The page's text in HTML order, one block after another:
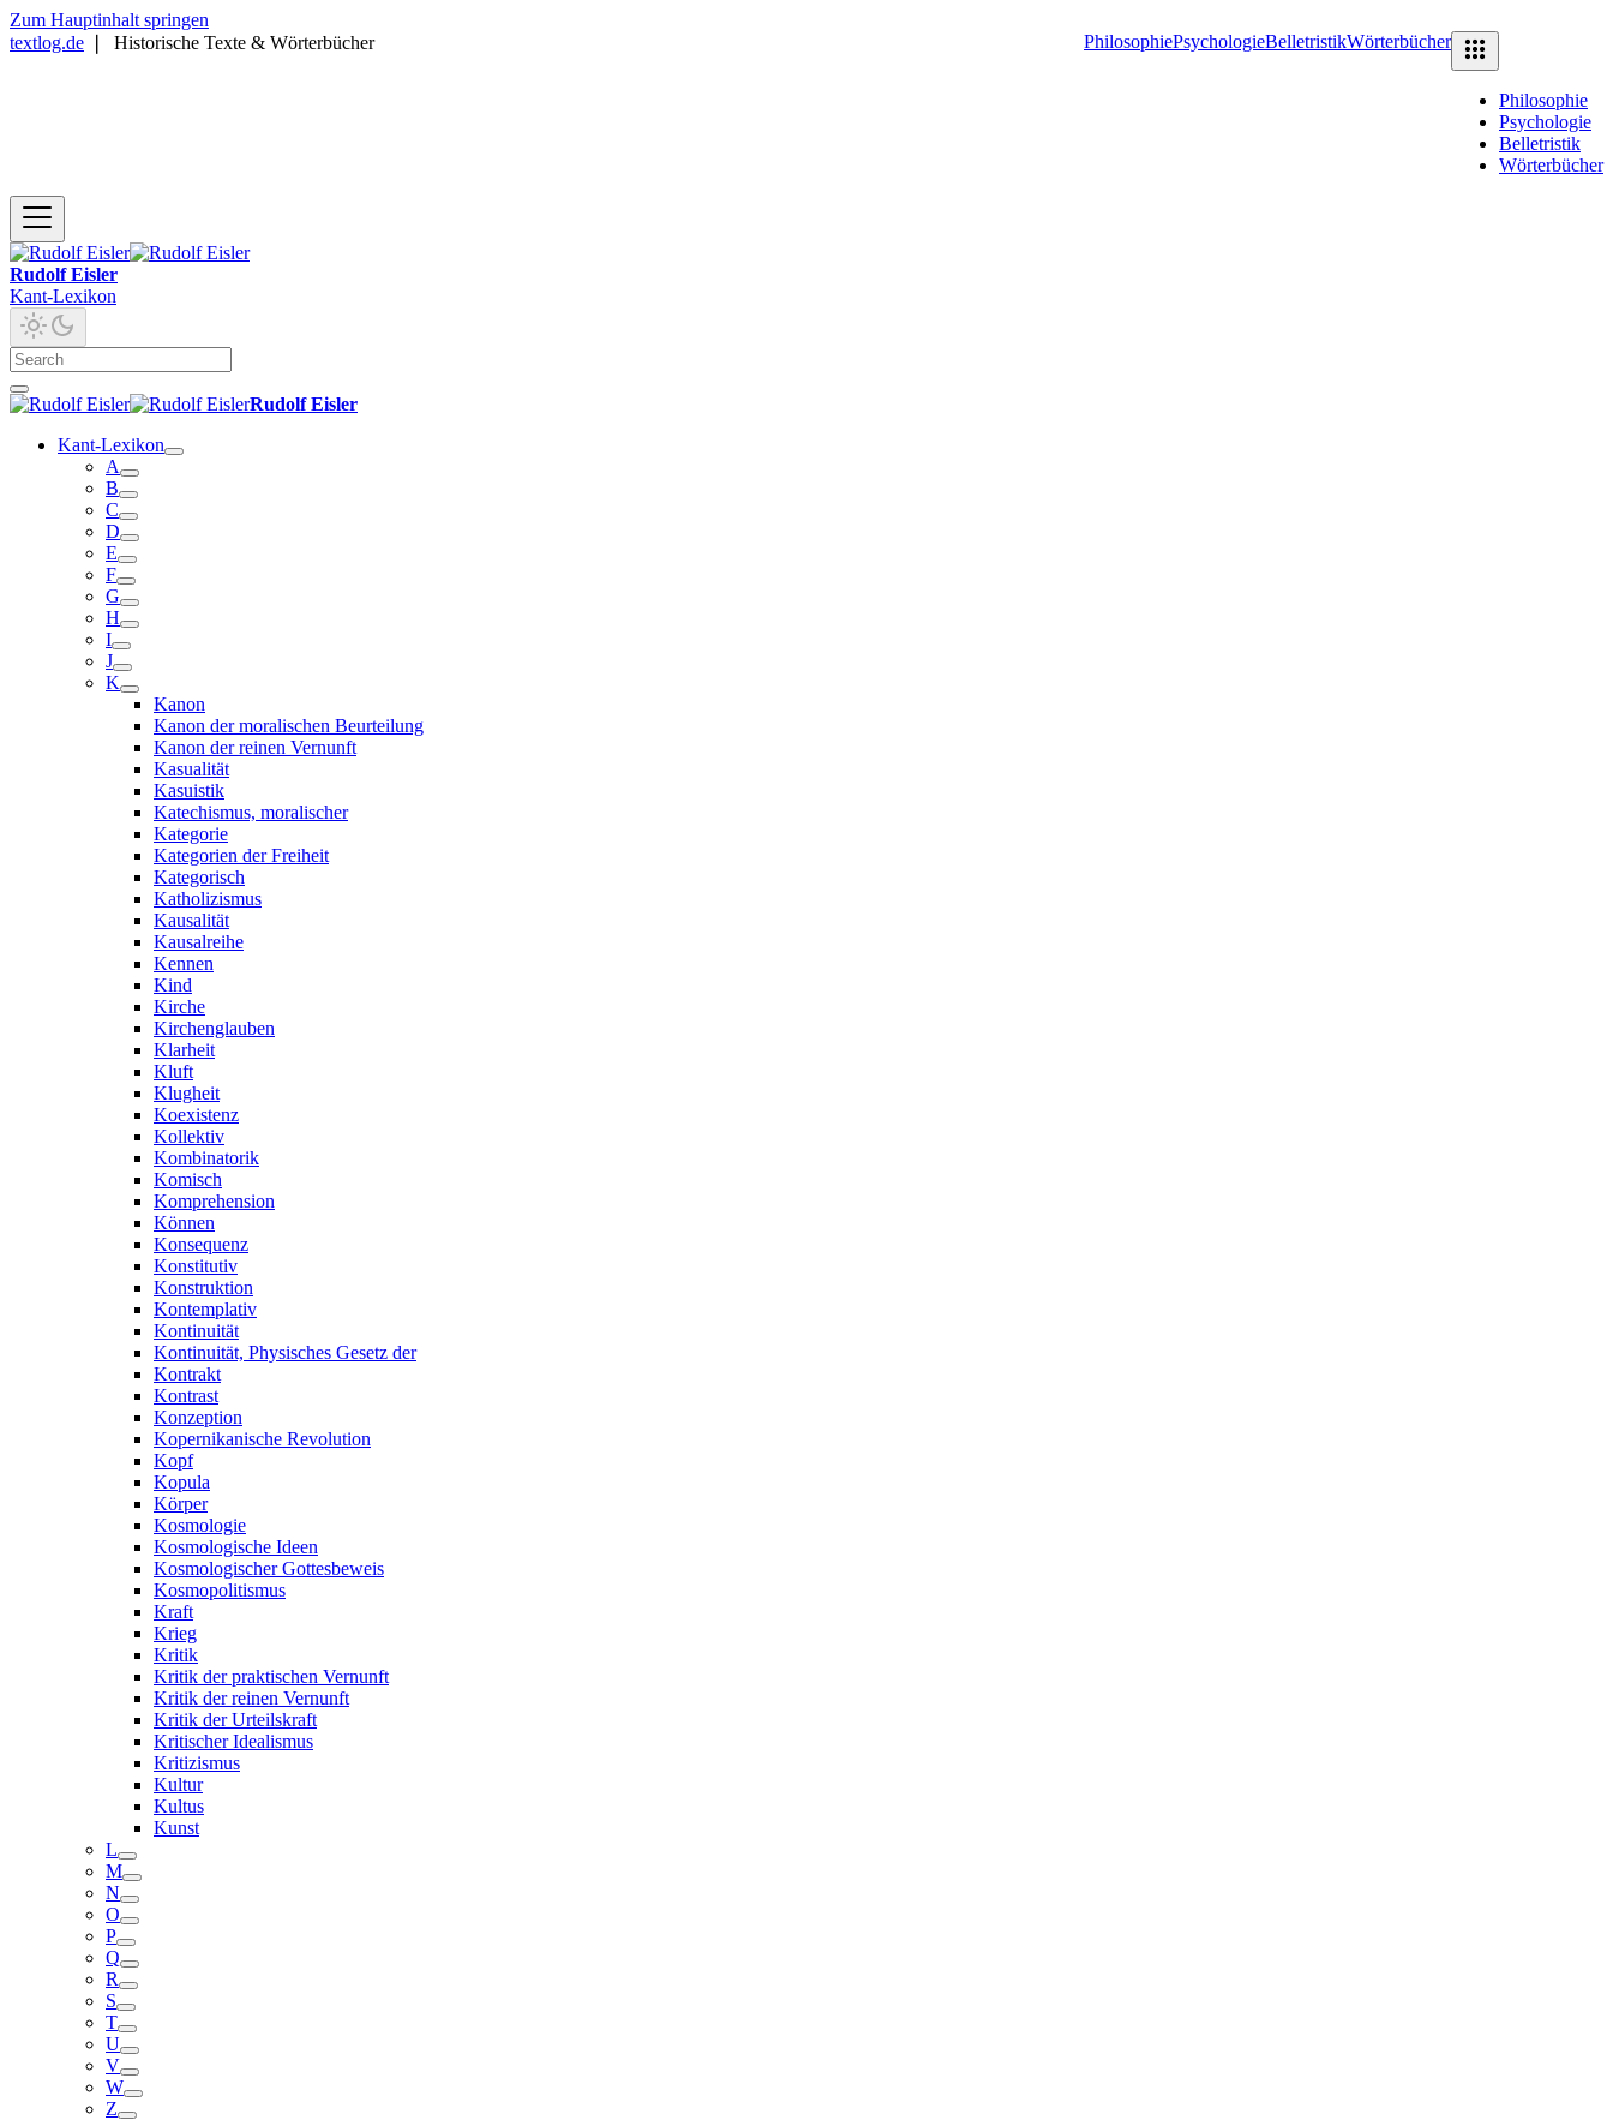
Zum Hauptinhalt springen
textlog.de
Historische Texte & Wörterbücher PhilosophiePsychologieBelletristikWörterbücher
Philosophie
Psychologie
Belletristik
Wörterbücher
Rudolf Eisler
Kant-Lexikon
Rudolf Eisler
Kant-Lexikon
A
B
C
D
E
F
G
H
I
J
K
Kanon
Kanon der moralischen Beurteilung
Kanon der reinen Vernunft
Kasualität
Kasuistik
Katechismus, moralischer
Kategorie
Kategorien der Freiheit
Kategorisch
Katholizismus
Kausalität
Kausalreihe
Kennen
Kind
Kirche
Kirchenglauben
Klarheit
Kluft
Klugheit
Koexistenz
Kollektiv
Kombinatorik
Komisch
Komprehension
Können
Konsequenz
Konstitutiv
Konstruktion
Kontemplativ
Kontinuität
Kontinuität, Physisches Gesetz der
Kontrakt
Kontrast
Konzeption
Kopernikanische Revolution
Kopf
Kopula
Körper
Kosmologie
Kosmologische Ideen
Kosmologischer Gottesbeweis
Kosmopolitismus
Kraft
Krieg
Kritik
Kritik der praktischen Vernunft
Kritik der reinen Vernunft
Kritik der Urteilskraft
Kritischer Idealismus
Kritizismus
Kultur
Kultus
Kunst
L
M
N
O
P
Q
R
S
T
U
V
W
Z